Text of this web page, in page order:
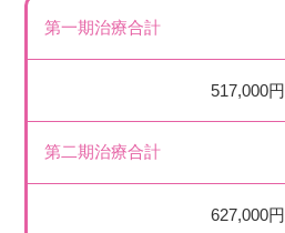
第一期治療合計
517,000円
第二期治療合計
627,000円